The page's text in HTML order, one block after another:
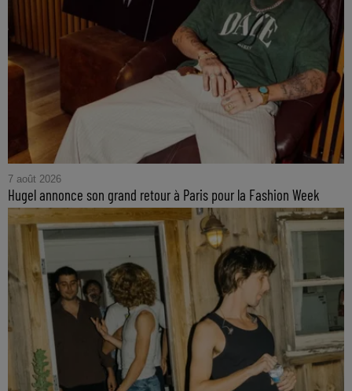
7 août 2026
Hugel annonce son grand retour à Paris pour la Fashion Week